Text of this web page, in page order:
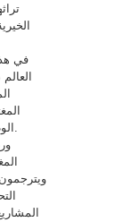
في
الوطنية من خلال مؤتمراتها ومبادراتها الاغترابية.